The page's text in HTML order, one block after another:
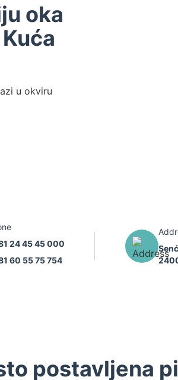
oka
u okviru
24 45 45 000
60 55 75 754
postavljena